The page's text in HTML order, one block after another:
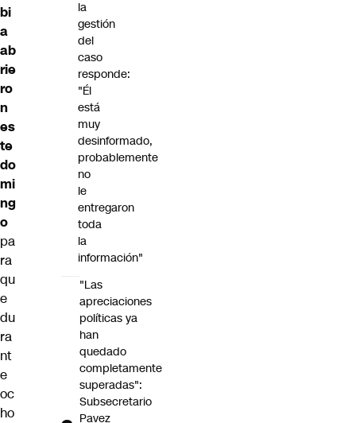
bi
a
ab
rie
ro
n
es
te
do
mi
ng
o
pa
ra
qu
e
du
ra
nt
e
oc
ho
la
gestión
del
caso
responde:
"Él
está
muy
desinformado,
probablemente
no
le
entregaron
toda
la
información"
"Las
apreciaciones
políticas ya
han
quedado
completamente
superadas":
Subsecretario
Pavez